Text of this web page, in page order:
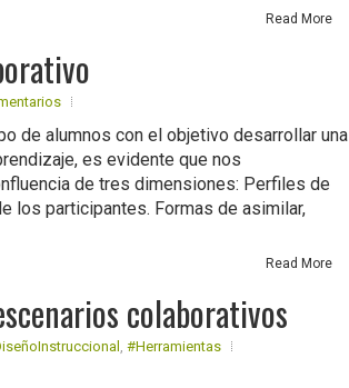
Read More
de alumnos con el objetivo desarrollar una
es evidente que nos
de tres dimensiones: Perfiles de
los participantes. Formas de asimilar,
Read More
colaborativos
, #Herramientas